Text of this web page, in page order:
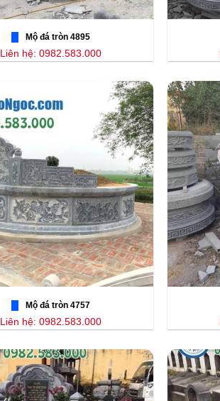
Mộ đá tròn 4895
Liên hệ: 0982.583.000
Mộ đá tròn 4757
Liên hệ: 0982.583.000